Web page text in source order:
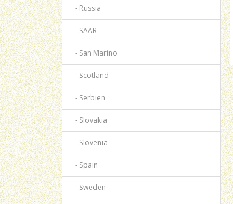
- Russia
- SAAR
- San Marino
- Scotland
- Serbien
- Slovakia
- Slovenia
- Spain
- Sweden